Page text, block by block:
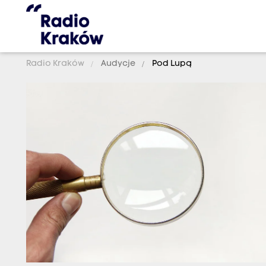
Radio Kraków Audycje Pod Lupą